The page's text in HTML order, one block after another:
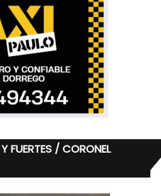
FUERTES / CORONEL